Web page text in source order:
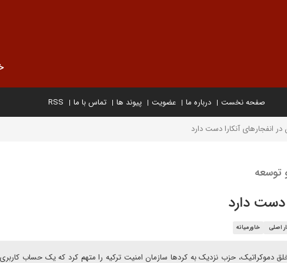
صفحه نخست درباره ما عضویت پیوند ها تماس با ما RSS
در انفجارهای آنکارا دست دارد
توسعه
دست دارد
اصلی خاورمیانه
دموکراتیک، حزب نزدیک به کردها سازمان امنیت ترکیه را متهم کرد که یک حساب